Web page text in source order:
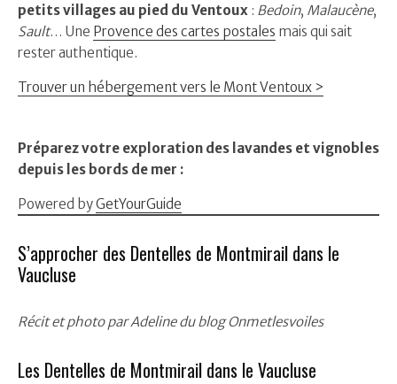
petits villages au pied du Ventoux : Bedoin, Malaucène,
Sault… Une Provence des cartes postales mais qui sait
rester authentique.
Trouver un hébergement vers le Mont Ventoux >
Préparez votre exploration des lavandes et vignobles
depuis les bords de mer :
Powered byGetYourGuide
S’approcher des Dentelles de Montmirail dans le
Vaucluse
Récit et photo par Adeline du blog Onmetlesvoiles
Les Dentelles de Montmirail dans le Vaucluse